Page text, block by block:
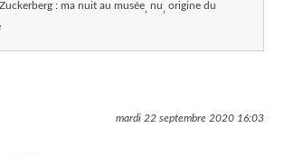
: ma nuit au musée nu origine du
mardi 22 septembre 202016:03